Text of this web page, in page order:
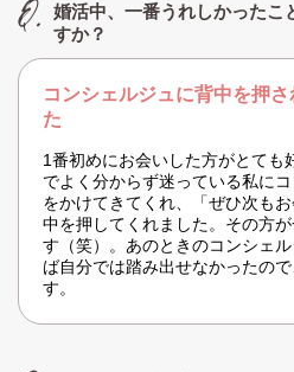
婚活中、一番うれしかったこ
すか？
コンシェルジュに背中を押
た
1番初めにお会いした方がとても
でよく分からず迷っている私に
をかけてきてくれ、「ぜひ次も
中を押してくれました。その方
す（笑）。あのときのコンシェ
ば自分では踏み出せなかったの
す。